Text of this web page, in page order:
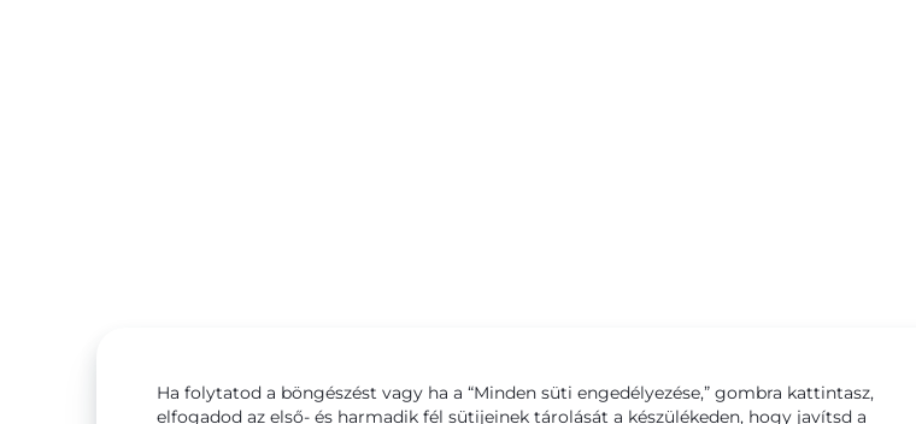
Ha folytatod a böngészést vagy ha a “Minden süti engedélyezése,” gombra kattintasz,
elfogadod az első- és harmadik fél sütijeinek tárolását a készülékeden, hogy javítsd a